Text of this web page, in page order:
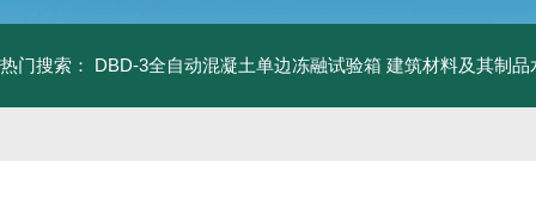
热门搜索： DBD-3全自动混凝土单边冻融试验箱 建筑材料及其制